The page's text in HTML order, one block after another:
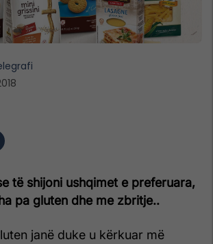
të shijoni ushqimet e preferuara,
pa gluten dhe me zbritje..
janë duke u kërkuar më